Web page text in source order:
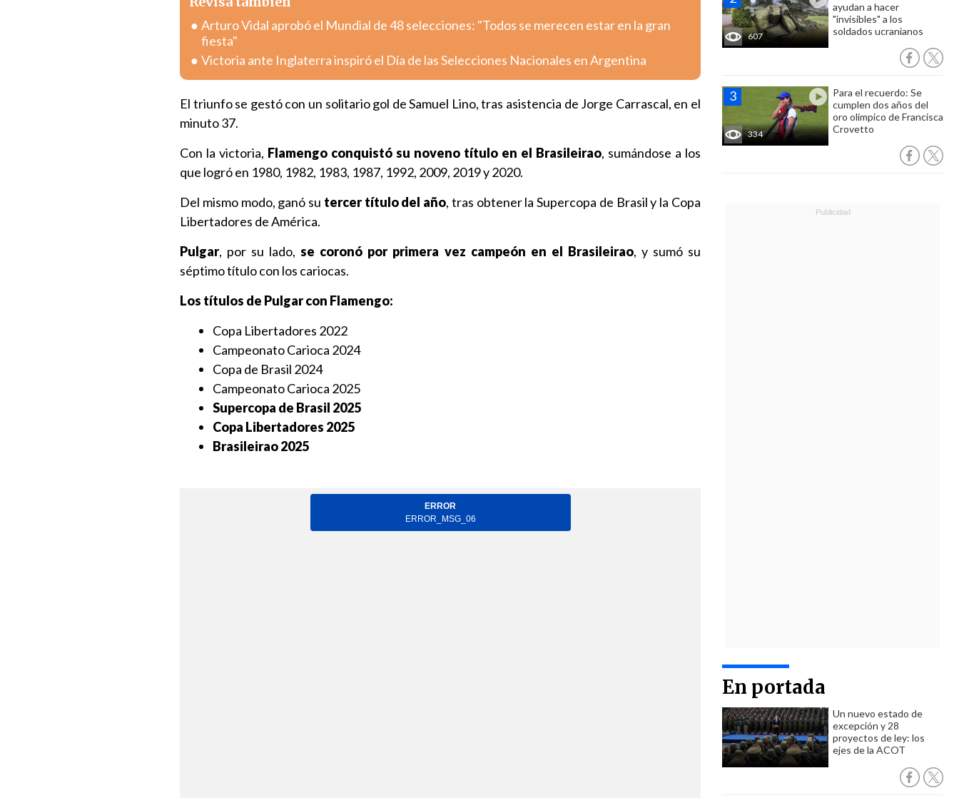
607
ayudan a hacer
"invisibles" a los
soldados ucranianos
334
Para el recuerdo: Se
cumplen dos años del
oro olímpico de Francisca
Crovetto
En portada
Un nuevo estado de
excepción y 28
proyectos de ley: los
ejes de la ACOT
Arturo Vidal aprobó el Mundial de 48 selecciones: "Todos se merecen estar en la gran
fiesta"
Victoria ante Inglaterra inspiró el Día de las Selecciones Nacionales en Argentina
El triunfo se gestó con un solitario gol de Samuel Lino, tras asistencia de Jorge Carrascal, en el
minuto 37.
Con la victoria, Flamengo conquistó su noveno título en el Brasileirao, sumándose a los
que logró en 1980, 1982, 1983, 1987, 1992, 2009, 2019 y 2020.
Del mismo modo, ganó su tercer título del año, tras obtener la Supercopa de Brasil y la Copa
Libertadores de América.
Pulgar, por su lado, se coronó por primera vez campeón en el Brasileirao, y sumó su
séptimo título con los cariocas.
Los títulos de Pulgar con Flamengo:
Copa Libertadores 2022
Campeonato Carioca 2024
Copa de Brasil 2024
Campeonato Carioca 2025
Supercopa de Brasil 2025
Copa Libertadores 2025
Brasileirao 2025